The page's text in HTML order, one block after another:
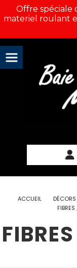
Offre spéciale
materiel roulant
ACCUEIL
Panneau de gestion des